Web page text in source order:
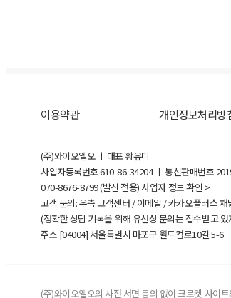
이용약관 개인정보처리방
(주)와이오엘오 ㅣ 대표 황유미
사업자등록번호610-86-34204ㅣ 통신판매번호
070-8676-8799 (발신 전용) 사업자 정보 확인 >
고객 문의: 우측 고객센터 / 이메일 / 카카오플러스
(정확한 상담 기록을 위해 유선상 문의는 접수받고
주소 [04004] 서울특별시 마포구 월드컵로10길5-6
(주)와이오엘오의 사전 서면 동의 없이 크로켓 사이